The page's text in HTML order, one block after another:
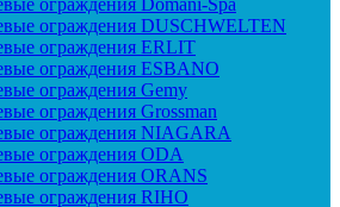
ограждения Domani-Spa
ограждения DUSCHWELTEN
ограждения ERLIT
ограждения ESBANO
ограждения Gemy
ограждения Grossman
ограждения NIAGARA
ограждения ODA
ограждения ORANS
ограждения RIHO